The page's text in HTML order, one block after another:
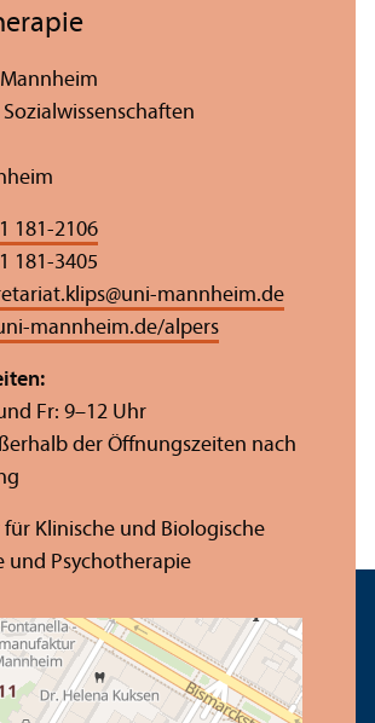
181-2106
181-3405
@uni-mannheim.de
mannheim.de/alpers
Fr: 9–12 Uhr
der Öffnungs­zeiten nach